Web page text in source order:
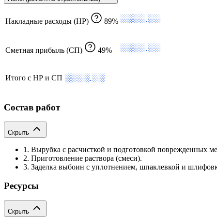
Накладные расходы (НР) 89% ░░░░.░░
Сметная прибыль (СП) 49% ░░░░.░░
Итого с НР и СП ░░░░.░░
Состав работ
Скрыть
1. Вырубка с расчисткой и подготовкой поврежденных
2. Приготовление раствора (смеси).
3. Заделка выбоин с уплотнением, шпаклевкой и
Ресурсы
Скрыть